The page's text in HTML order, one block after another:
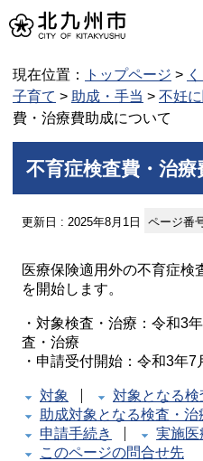
現在位置： トップページ >
子育て > 助成・手当 > 不妊
費・治療費助成について
不育症検査費・治
更新日 : 2025年8月1日 ページ番
医療保険適用外の不育症検
を開始します。
・対象検査・治療：令和3
査・治療
・申請受付開始：令和3年7
対象
対象となる検
助成対象となる検査・治
申請手続き
実施医
このページの問合せ先